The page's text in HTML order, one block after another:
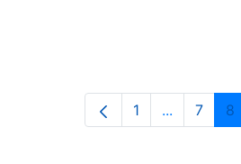
Página
1 ...Páginas
Página
7 8